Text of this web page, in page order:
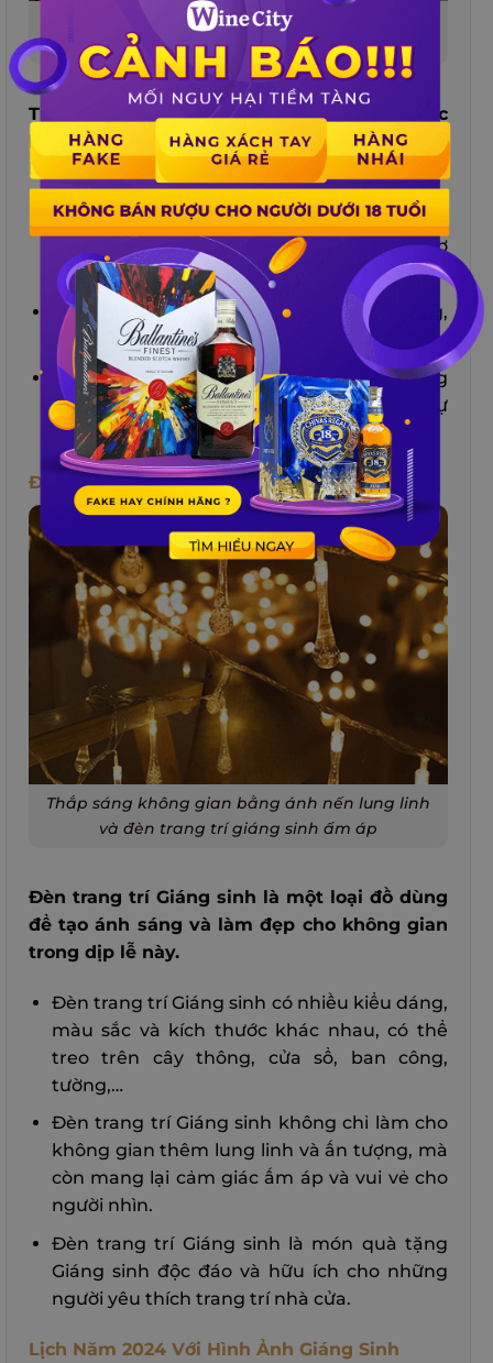
Tận hưởng hương vị tươi ngon và bổ dưỡng từ
hộp quà trái cây sấy thơm ngon
Trái cây sấy là một loại thực phẩm khô, được
làm từ trái cây tươi qua quá trình sấy khô
hoặc liofil hóa.
Trái cây sấycó nhiều lợi ích cho sức khỏe
như cung cấp vitamin, khoáng chất, chất xơ
và chất chống oxy hóa.
Trái cây sấy cũng có hương vị ngon miệng,
dễ ăn và bảo quản.
Hộp quà trái cây sấy là món quà tặng Giáng
sinh thân thiện với sức khỏe và thể hiện sự
quan tâm của người tặng.
Đèn Trang Trí Giáng Sinh
Thắp sáng không gian bằng ánh nến lung linh
và đèn trang trí giáng sinh ấm áp
Đèn trang trí Giáng sinh là một loại đồ dùng
để tạo ánh sáng và làm đẹp cho không gian
trong dịp lễ này.
Đèn trang trí Giáng sinh có nhiều kiểu dáng,
màu sắc và kích thước khác nhau, có thể
treo trên cây thông, cửa sổ, ban công,
tường,…
Đèn trang trí Giáng sinh không chỉ làm cho
không gian thêm lung linh và ấn tượng, mà
còn mang lại cảm giác ấm áp và vui vẻ cho
người nhìn.
Đèn trang trí Giáng sinh là món quà tặng
Giáng sinh độc đáo và hữu ích cho những
người yêu thích trang trí nhà cửa.
Lịch Năm 2024 Với Hình Ảnh Giáng Sinh